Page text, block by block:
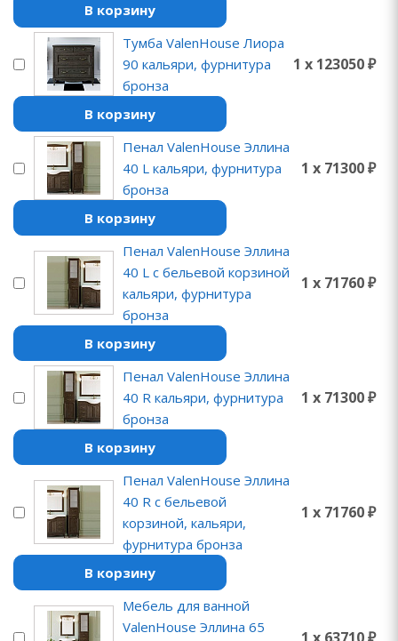
В корзину
Тумба ValenHouse Лиора
90 кальяри, фурнитура
бронза
1 x 123050 ₽
В корзину
Пенал ValenHouse Эллина
40 L кальяри, фурнитура
бронза
1 x 71300 ₽
В корзину
Пенал ValenHouse Эллина
40 L с бельевой корзиной
кальяри, фурнитура
бронза
1 x 71760 ₽
В корзину
Пенал ValenHouse Эллина
40 R кальяри, фурнитура
бронза
1 x 71300 ₽
В корзину
Пенал ValenHouse Эллина
40 R с бельевой
корзиной, кальяри,
фурнитура бронза
1 x 71760 ₽
В корзину
Мебель для ванной
ValenHouse Эллина 65